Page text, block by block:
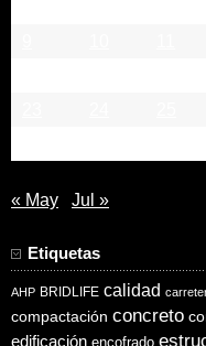
« May Jul »
Etiquetas
AHP BRIDLIFE calidad
compactación concreto
edificación encofrado